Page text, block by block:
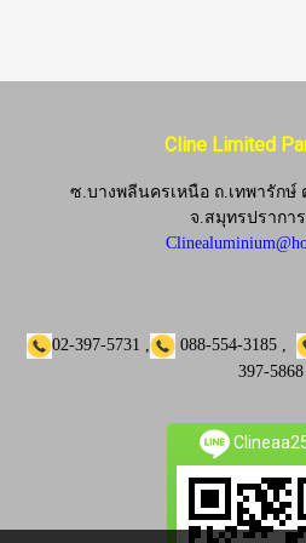
Cline Limited
ซ.บางพลีนครเหนือ ถ.เทพารักษ์
จ.สมุทรปราการ
02-397-5731 , 088-554-3185 ,
397-5868